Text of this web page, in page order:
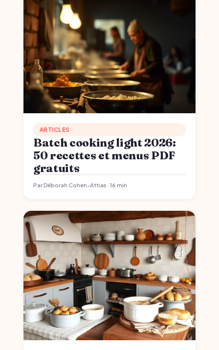
ARTICLES
Batch cooking light 2026:
50 recettes et menus PDF
gratuits
Par Déborah Cohen-Attias · 16 min